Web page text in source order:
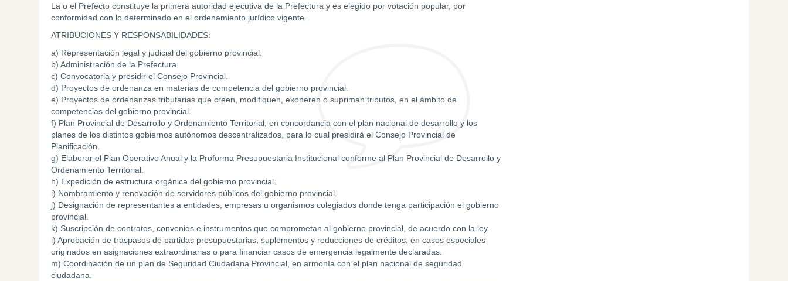
La o el Prefecto constituye la primera autoridad ejecutiva de la Prefectura y es elegido por votación popular, por
conformidad con lo determinado en el ordenamiento jurídico vigente.
ATRIBUCIONES Y RESPONSABILIDADES:
a) Representación legal y judicial del gobierno provincial.
b) Administración de la Prefectura.
c) Convocatoria y presidir el Consejo Provincial.
d) Proyectos de ordenanza en materias de competencia del gobierno provincial.
e) Proyectos de ordenanzas tributarias que creen, modifiquen, exoneren o supriman tributos, en el ámbito de
competencias del gobierno provincial.
f) Plan Provincial de Desarrollo y Ordenamiento Territorial, en concordancia con el plan nacional de desarrollo y los
planes de los distintos gobiernos autónomos descentralizados, para lo cual presidirá el Consejo Provincial de
Planificación.
g) Elaborar el Plan Operativo Anual y la Proforma Presupuestaria Institucional conforme al Plan Provincial de Desarrollo y
Ordenamiento Territorial.
h) Expedición de estructura orgánica del gobierno provincial.
i) Nombramiento y renovación de servidores públicos del gobierno provincial.
j) Designación de representantes a entidades, empresas u organismos colegiados donde tenga participación el gobierno
provincial.
k) Suscripción de contratos, convenios e instrumentos que comprometan al gobierno provincial, de acuerdo con la ley.
l) Aprobación de traspasos de partidas presupuestarias, suplementos y reducciones de créditos, en casos especiales
originados en asignaciones extraordinarias o para financiar casos de emergencia legalmente declaradas.
m) Coordinación de un plan de Seguridad Ciudadana Provincial, en armonía con el plan nacional de seguridad
ciudadana.